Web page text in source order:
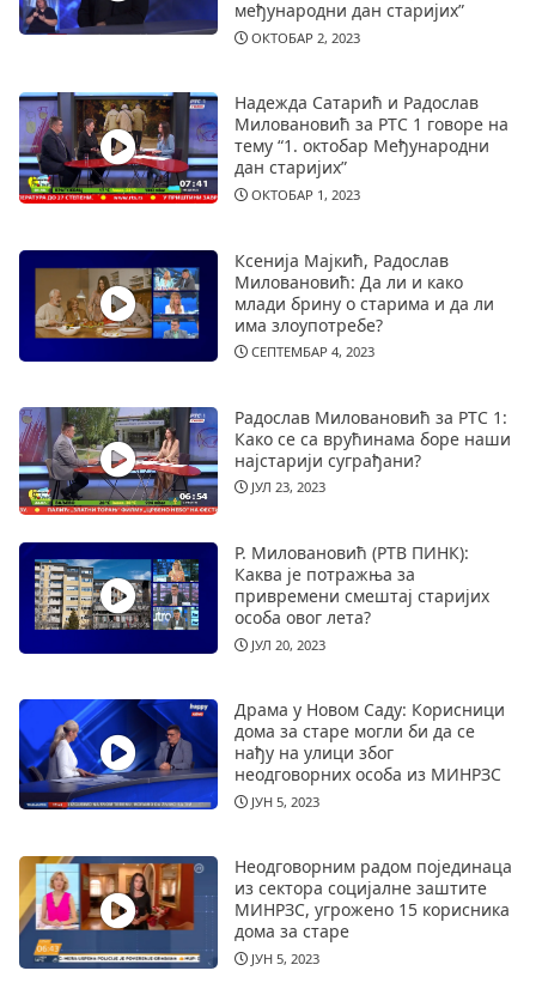
међународни дан старијих”
ОКТОБАР 2, 2023
Надежда Сатарић и Радослав
Миловановић за РТС 1 говоре на
тему “1. октобар Међународни
дан старијих”
ОКТОБАР 1, 2023
Ксенија Мајкић, Радослав
Миловановић: Да ли и како
млади брину о старима и да ли
има злоупотребе?
СЕПТЕМБАР 4, 2023
Радослав Миловановић за РТС 1:
Како се са врућинама боре наши
најстарији суграђани?
ЈУЛ 23, 2023
Р. Миловановић (РТВ ПИНК):
Каква је потражња за
привремени смештај старијих
особа овог лета?
ЈУЛ 20, 2023
Драма у Новом Саду: Корисници
дома за старе могли би да се
нађу на улици због
неодговорних особа из МИНРЗС
ЈУН 5, 2023
Неодговорним радом појединаца
из сектора социјалне заштите
МИНРЗС, угрожено 15 корисника
дома за старе
ЈУН 5, 2023